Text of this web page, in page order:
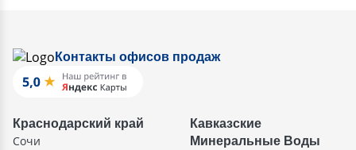
Контакты офисов продаж
Краснодарский край
Сочи
Кавказские
Минеральные Воды